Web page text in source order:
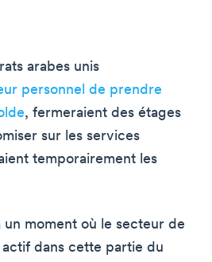
arabes unis
personnel de prendre
, fermeraient des étages
sur les services
temporairement les
un moment où le secteur de
dans cette partie du